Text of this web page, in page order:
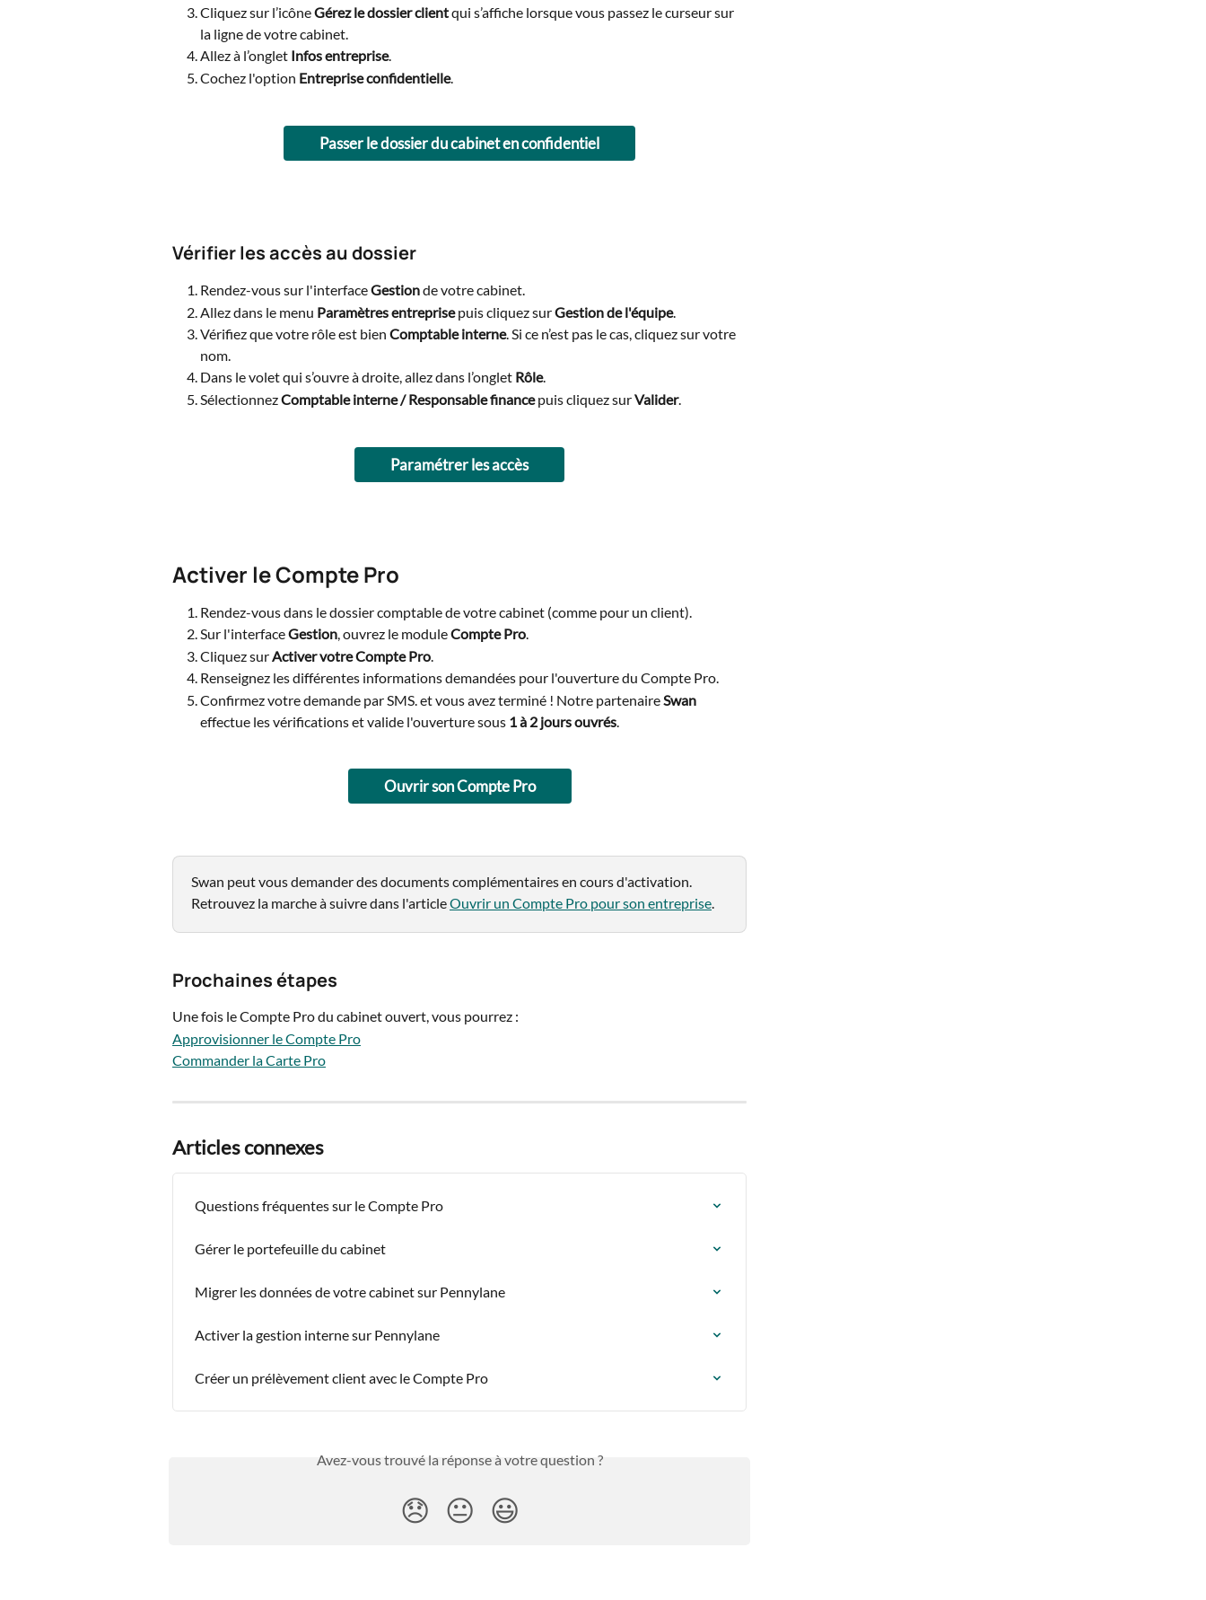
Cliquez sur l’icône Gérez le dossier client qui s’affiche lorsque vous passez le curseur sur
la ligne de votre cabinet.
Allez à l’onglet Infos entreprise.
Cochez l'option Entreprise confidentielle.
Passer le dossier du cabinet en confidentiel
Vérifier les accès au dossier
Rendez-vous sur l'interface Gestion de votre cabinet.
Allez dans le menu Paramètres entreprise puis cliquez sur Gestion de l'équipe.
Vérifiez que votre rôle est bien Comptable interne. Si ce n’est pas le cas, cliquez sur votre
nom.
Dans le volet qui s’ouvre à droite, allez dans l’onglet Rôle.
Sélectionnez Comptable interne / Responsable finance puis cliquez sur Valider.
Paramétrer les accès
Activer le Compte Pro
Rendez-vous dans le dossier comptable de votre cabinet (comme pour un client).
Sur l'interface Gestion, ouvrez le module Compte Pro.
Cliquez sur Activer votre Compte Pro.
Renseignez les différentes informations demandées pour l'ouverture du Compte Pro.
Confirmez votre demande par SMS. et vous avez terminé ! Notre partenaire Swan
effectue les vérifications et valide l'ouverture sous 1 à 2 jours ouvrés.
Ouvrir son Compte Pro
Swan peut vous demander des documents complémentaires en cours d'activation.
Retrouvez la marche à suivre dans l'article Ouvrir un Compte Pro pour son entreprise.
Prochaines étapes
Une fois le Compte Pro du cabinet ouvert, vous pourrez :
Approvisionner le Compte Pro
Commander la Carte Pro
Articles connexes
Questions fréquentes sur le Compte Pro
Gérer le portefeuille du cabinet
Migrer les données de votre cabinet sur Pennylane
Activer la gestion interne sur Pennylane
Créer un prélèvement client avec le Compte Pro
Avez-vous trouvé la réponse à votre question ?
😞 😐 😃